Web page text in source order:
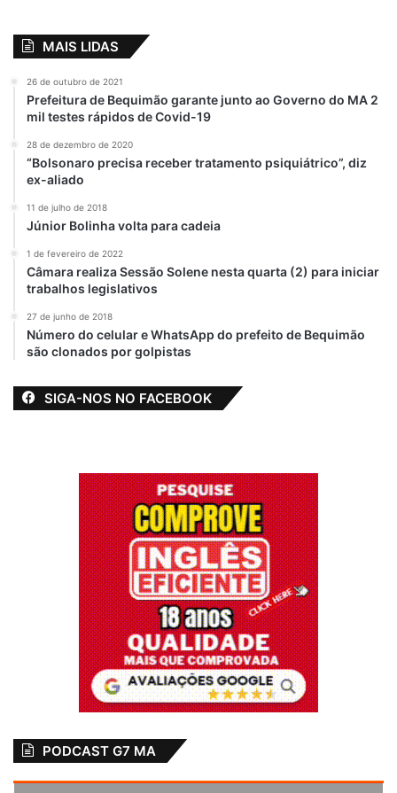
MAIS LIDAS
26 de outubro de 2021
Prefeitura de Bequimão garante junto ao Governo do MA 2
mil testes rápidos de Covid-19
28 de dezembro de 2020
“Bolsonaro precisa receber tratamento psiquiátrico”, diz
ex-aliado
11 de julho de 2018
Júnior Bolinha volta para cadeia
1 de fevereiro de 2022
Câmara realiza Sessão Solene nesta quarta (2) para iniciar
trabalhos legislativos
27 de junho de 2018
Número do celular e WhatsApp do prefeito de Bequimão
são clonados por golpistas
SIGA-NOS NO FACEBOOK
PODCAST G7 MA